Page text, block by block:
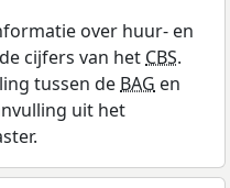
over huur- en
cijfers van het CBS.
tussen de BAG en
uit het